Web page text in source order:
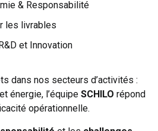
& Responsabilité
les livrables
et Innovation
dans nos secteurs d’activités :
énergie, l’équipe SCHILO répond
opérationnelle.